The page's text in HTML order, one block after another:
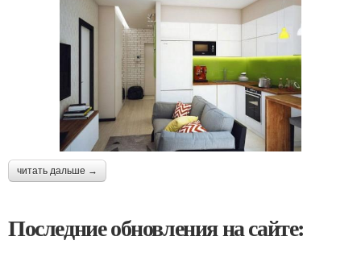
читать дальше →
Последние обновления на сайте: